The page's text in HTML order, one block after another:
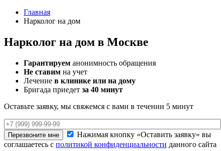
Главная
Нарколог на дом
Нарколог на дом в Москве
Гарантируем анонимность обращения
Не ставим на учет
Лечение в клинике или на дому
Бригада приедет за 40 минут
Оставьте заявку, мы свяжемся с вами в течении 5 минут
Перезвоните мне
Нажимая кнопку «Оставить заявку» вы
соглашаетесь с политикой конфиденциальности данного сайта